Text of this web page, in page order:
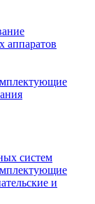
аппаратов
систем
и